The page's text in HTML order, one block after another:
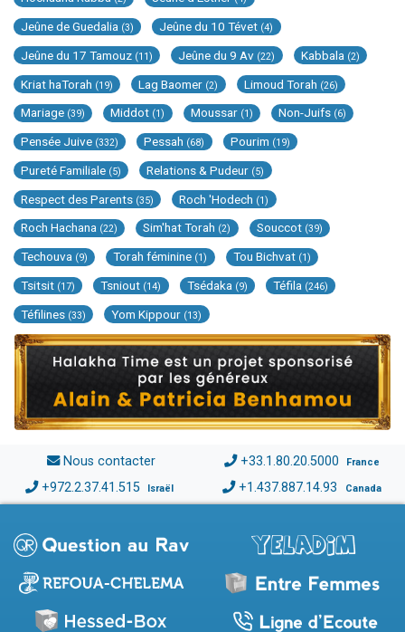
Jeûne de Guedalia (3) Jeûne du 10 Tévet (4)
Jeûne du 17 Tamouz (11) Jeûne du 9 Av (22) Kabbala (2)
Kriat haTorah (19) Lag Baomer (2) Limoud Torah (26)
Mariage (39) Middot (1) Moussar (1) Non-Juifs (6)
Pensée Juive (332) Pessah (68) Pourim (19)
Pureté Familiale (5) Relations & Pudeur (5)
Respect des Parents (35) Roch 'Hodech (1)
Roch Hachana (22) Sim'hat Torah (2) Souccot (39)
Techouva (9) Torah féminine (1) Tou Bichvat (1)
Tsitsit (17) Tsniout (14) Tsédaka (9) Téfila (246)
Téfilines (33) Yom Kippour (13)
Nous contacter +33.1.80.20.5000 France
+972.2.37.41.515 Israël +1.437.887.14.93 Canada